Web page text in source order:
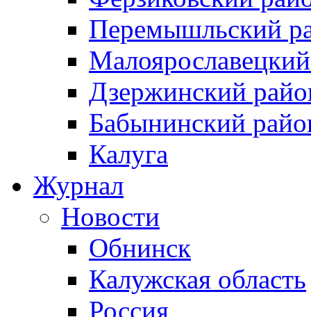
Перемышльский
Дзержинский
Бабынинский
Калуга
Журнал
Новости
Обнинск
Калужская область
Россия